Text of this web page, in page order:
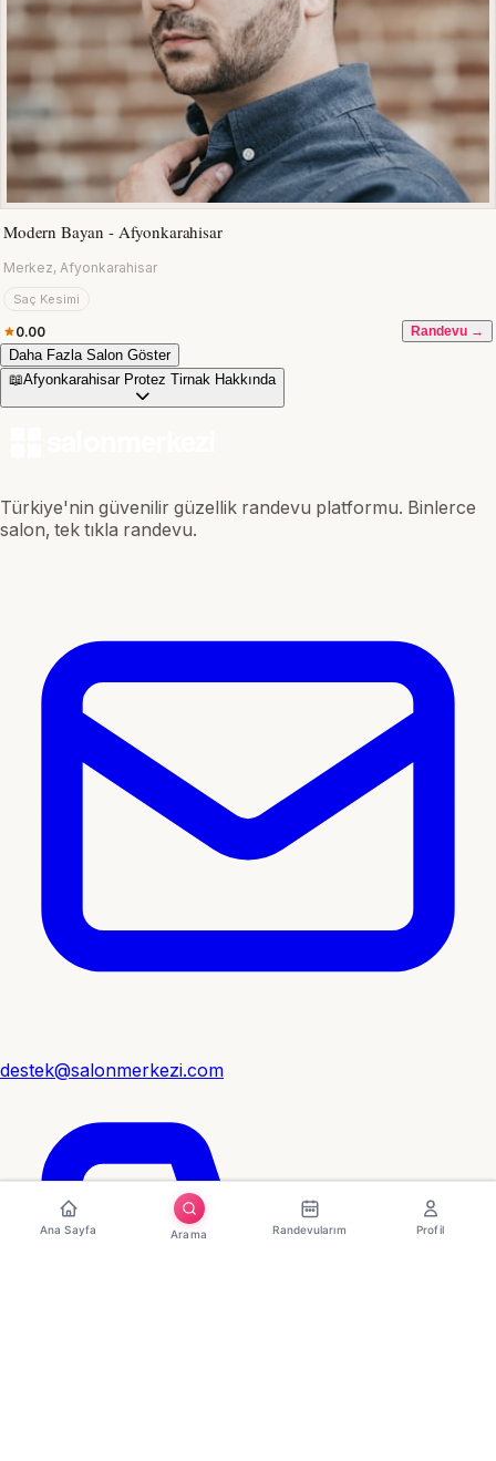
Modern Bayan - Afyonkarahisar
Merkez, Afyonkarahisar
Saç Kesimi
0.00 Randevu →
Daha Fazla Salon Göster
📖Afyonkarahisar Protez Tirnak Hakkında
Türkiye'nin güvenilir güzellik randevu platformu. Binlerce
salon, tek tıkla randevu.
destek@salonmerkezi.com
Ana Sayfa Arama Randevularım Profil